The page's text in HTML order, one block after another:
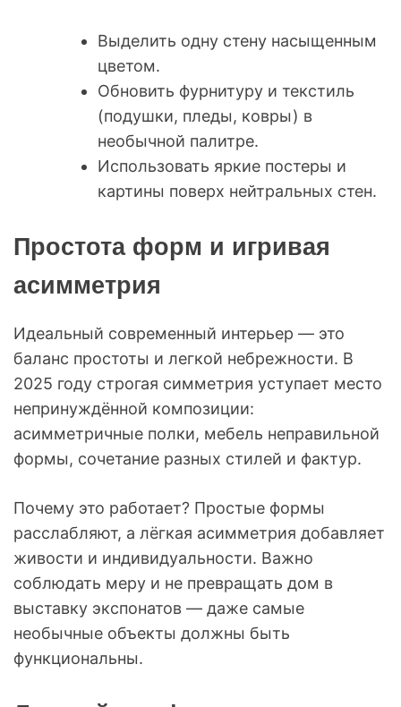
Выделить одну стену насыщенным
цветом.
Обновить фурнитуру и текстиль
(подушки, пледы, ковры) в
необычной палитре.
Использовать яркие постеры и
картины поверх нейтральных стен.
Простота форм и игривая
асимметрия
Идеальный современный интерьер — это
баланс простоты и легкой небрежности. В
2025 году строгая симметрия уступает место
непринуждённой композиции:
асимметричные полки, мебель неправильной
формы, сочетание разных стилей и фактур.
Почему это работает? Простые формы
расслабляют, а лёгкая асимметрия добавляет
живости и индивидуальности. Важно
соблюдать меру и не превращать дом в
выставку экспонатов — даже самые
необычные объекты должны быть
функциональны.